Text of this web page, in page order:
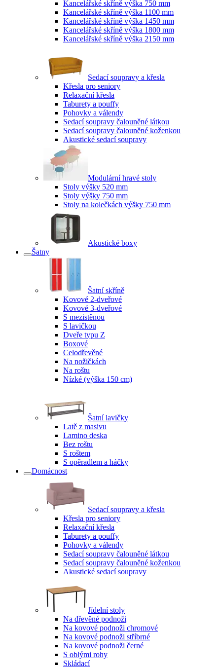
Kancelářské skříně výška 750 mm
Kancelářské skříně výška 1100 mm
Kancelářské skříně výška 1450 mm
Kancelářské skříně výška 1800 mm
Kancelářské skříně výška 2150 mm
Sedací soupravy a křesla
Křesla pro seniory
Relaxační křesla
Taburety a pouffy
Pohovky a válendy
Sedací soupravy čalouněné látkou
Sedací soupravy čalouněné koženkou
Akustické sedací soupravy
Modulární hravé stoly
Stoly výšky 520 mm
Stoly výšky 750 mm
Stoly na kolečkách výšky 750 mm
Akustické boxy
Šatny
Šatní skříně
Kovové 2-dveřové
Kovové 3-dveřové
S mezistěnou
S lavičkou
Dveře typu Z
Boxové
Celodřevěné
Na nožičkách
Na roštu
Nízké (výška 150 cm)
Šatní lavičky
Latě z masivu
Lamino deska
Bez roštu
S roštem
S opěradlem a háčky
Domácnost
Sedací soupravy a křesla
Křesla pro seniory
Relaxační křesla
Taburety a pouffy
Pohovky a válendy
Sedací soupravy čalouněné látkou
Sedací soupravy čalouněné koženkou
Akustické sedací soupravy
Jídelní stoly
Na dřevěné podnoži
Na kovové podnoži chromové
Na kovové podnoži stříbrné
Na kovové podnoži černé
S oblými rohy
Skládací